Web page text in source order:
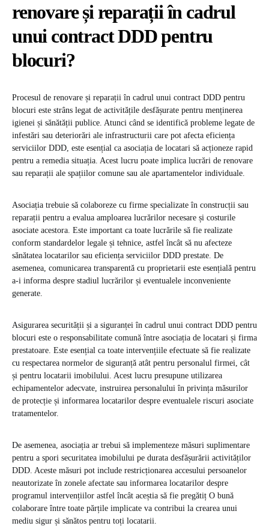
renovare și reparații în cadrul
unui contract DDD pentru
blocuri?
Procesul de renovare și reparații în cadrul unui contract DDD pentru
blocuri este strâns legat de activitățile desfășurate pentru menținerea
igienei și sănătății publice. Atunci când se identifică probleme legate de
infestări sau deteriorări ale infrastructurii care pot afecta eficiența
serviciilor DDD, este esențial ca asociația de locatari să acționeze rapid
pentru a remedia situația. Acest lucru poate implica lucrări de renovare
sau reparații ale spațiilor comune sau ale apartamentelor individuale.
Asociația trebuie să colaboreze cu firme specializate în construcții sau
reparații pentru a evalua amploarea lucrărilor necesare și costurile
asociate acestora. Este important ca toate lucrările să fie realizate
conform standardelor legale și tehnice, astfel încât să nu afecteze
sănătatea locatarilor sau eficiența serviciilor DDD prestate. De
asemenea, comunicarea transparentă cu proprietarii este esențială pentru
a-i informa despre stadiul lucrărilor și eventualele inconveniente
generate.
Asigurarea securității și a siguranței în cadrul unui contract DDD pentru
blocuri este o responsabilitate comună între asociația de locatari și firma
prestatoare. Este esențial ca toate intervențiile efectuate să fie realizate
cu respectarea normelor de siguranță atât pentru personalul firmei, cât
și pentru locatarii imobilului. Acest lucru presupune utilizarea
echipamentelor adecvate, instruirea personalului în privința măsurilor
de protecție și informarea locatarilor despre eventualele riscuri asociate
tratamentelor.
De asemenea, asociația ar trebui să implementeze măsuri suplimentare
pentru a spori securitatea imobilului pe durata desfășurării activităților
DDD. Aceste măsuri pot include restricționarea accesului persoanelor
neautorizate în zonele afectate sau informarea locatarilor despre
programul intervențiilor astfel încât aceștia să fie pregătiț O bună
colaborare între toate părțile implicate va contribui la crearea unui
mediu sigur și sănătos pentru toți locatarii.